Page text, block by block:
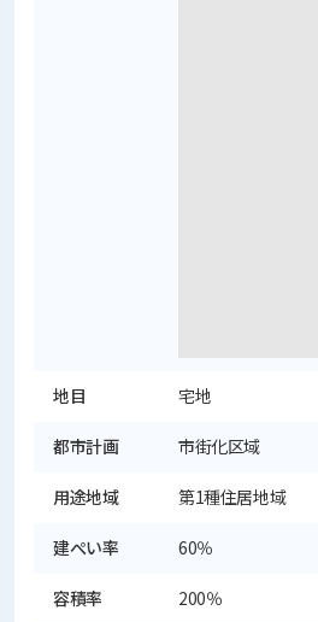
地目 宅地
都市計画 市街化区域
用途地域 第1種住居地域
建ぺい率 60％
容積率 200％